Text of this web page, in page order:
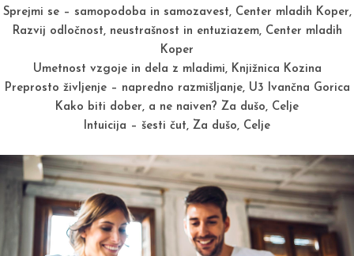
Sprejmi se – samopodoba in samozavest, Center mladih Koper,
Razvij odločnost, neustrašnost in entuziazem, Center mladih
Koper
Umetnost vzgoje in dela z mladimi, Knjižnica Kozina
Preprosto življenje – napredno razmišljanje, U3 Ivančna Gorica
Kako biti dober, a ne naiven? Za dušo, Celje
Intuicija – šesti čut, Za dušo, Celje